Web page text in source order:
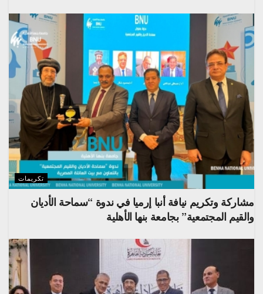
تكريمات
مشاركة وتكريم نيافة أنبا إرميا في ندوة “سماحة الأديان
والقيم المجتمعية” بجامعة بنها الأهلية